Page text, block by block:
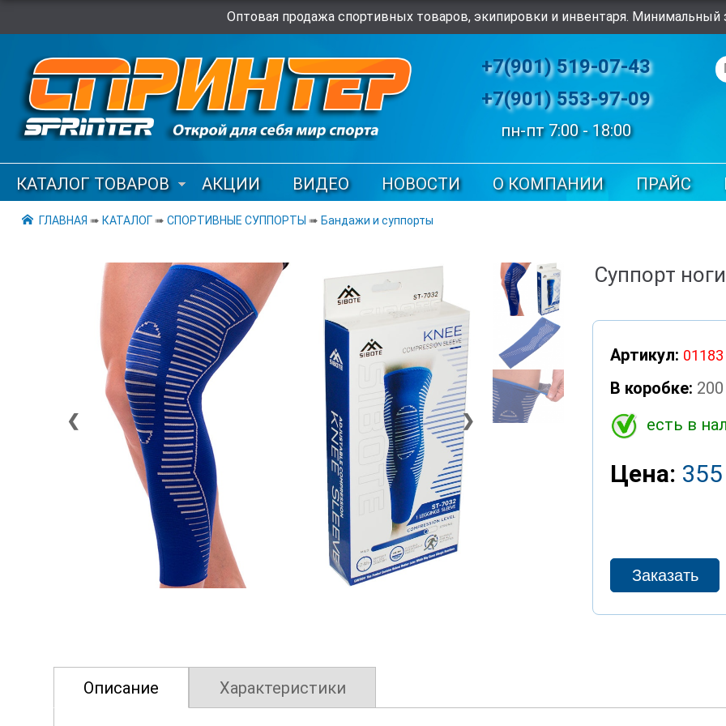
Оптовая продажа спортивных товаров, экипировки и инвентаря. Минимальный
+7(901) 519-07-43
+7(901) 553-97-09
пн-пт 7:00 - 18:00
КАТАЛОГ ТОВАРОВ АКЦИИ ВИДЕО НОВОСТИ О КОМПАНИИ ПРАЙС
ГЛАВНАЯ ➠ КАТАЛОГ➠ СПОРТИВНЫЕ СУППОРТЫ ➠ Бандажи и суппорты
❮ ❯
Суппорт
Артикул: 01183
В коробке:
есть в
Цена:
Описание Характеристики